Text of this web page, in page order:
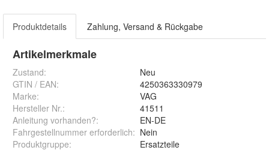
Produktdetails Zahlung, Versand & Rückgabe
Artikelmerkmale
Zustand:
Neu
GTIN / EAN:
4250363330979
Marke:
VAG
Hersteller Nr.:
41511
Anleitung vorhanden?:
EN-DE
Fahrgestellnummer erforderlich: Nein
Produktgruppe: Ersatzteile